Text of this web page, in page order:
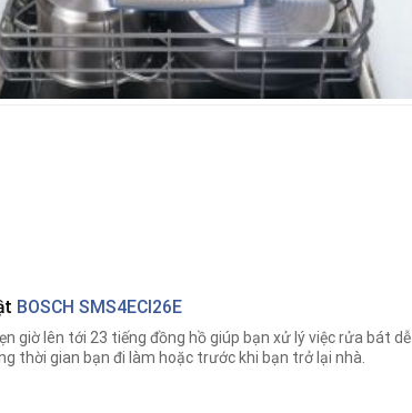
BOSCH SMS4ECI26E
giờ lên tới 23 tiếng đồng hồ giúp bạn xử lý việc rửa bát
thời gian bạn đi làm hoặc trước khi bạn trở lại nhà.